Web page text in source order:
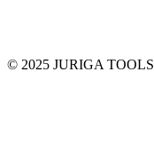
© 2025 JURIGA TOOLS